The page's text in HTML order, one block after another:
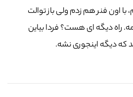
با اون فنر هم زدم ولی باز توالت
راه دیگه ای هست؟ فردا بیاین
که دیگه اینجوری نشه.